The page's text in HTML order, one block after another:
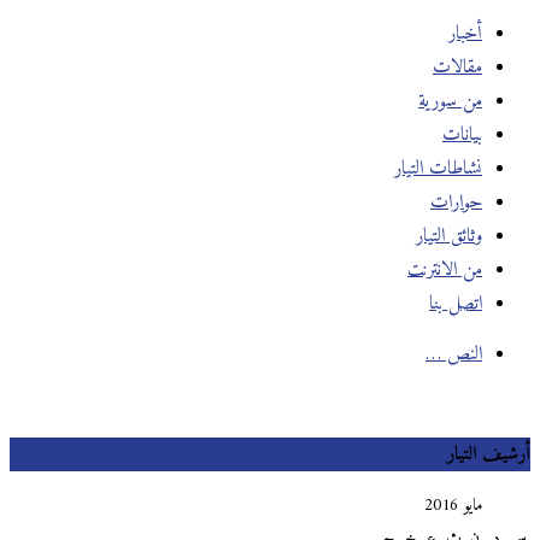
أخبار
مقالات
من سورية
بيانات
نشاطات التيار
حوارات
وثائق التيار
من الانترنت
اتصل بنا
النص …
التيار